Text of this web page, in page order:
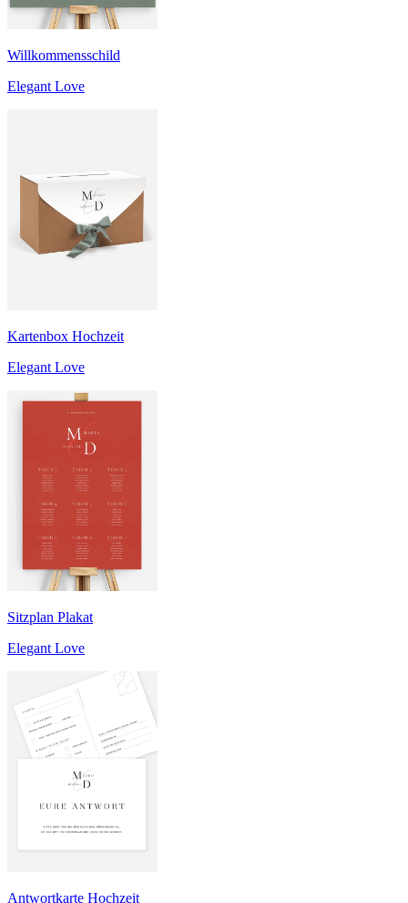
Willkommensschild
Elegant Love
Kartenbox Hochzeit
Elegant Love
Sitzplan Plakat
Elegant Love
Antwortkarte Hochzeit